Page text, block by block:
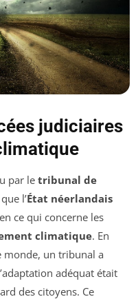
judiciaires
par le tribunal de
l’État néerlandais
ce qui concerne les
climatique. En
monde, un tribunal a
adéquat était
des citoyens. Ce